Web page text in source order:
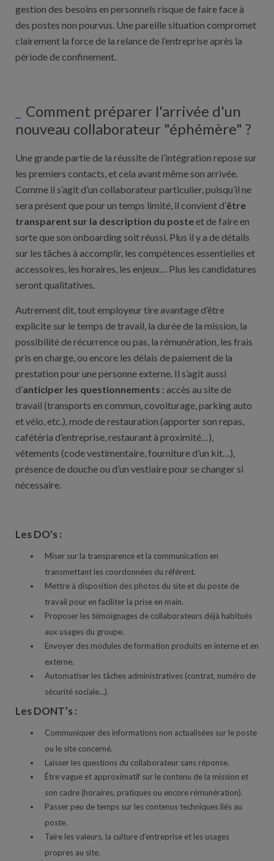
gestion des besoins en personnels risque de faire face à
des postes non pourvus. Une pareille situation compromet
clairement la force de la relance de l’entreprise après la
période de confinement.
Comment préparer l'arrivée d'un
nouveau collaborateur "éphémère" ?
Une grande partie de la réussite de l’intégration repose sur
les premiers contacts, et cela avant même son arrivée.
Comme il s’agit d’un collaborateur particulier, puisqu’il ne
sera présent que pour un temps limité, il convient d’être
transparent sur la description du posteet de faire en
sorte que son onboarding soit réussi. Plus il y a de détails
sur les tâches à accomplir, les compétences essentielles et
accessoires, les horaires, les enjeux… Plus les candidatures
seront qualitatives.
Autrement dit, tout employeur tire avantage d’être
explicite sur le temps de travail, la durée de la mission, la
possibilité de récurrence ou pas, la rémunération, les frais
pris en charge, ou encore les délais de paiement de la
prestation pour une personne externe. Il s’agit aussi
d’anticiper les questionnements : accès au site de
travail (transports en commun, covoiturage, parking auto
et vélo, etc.), mode de restauration (apporter son repas,
cafétéria d’entreprise, restaurant à proximité…),
vêtements (code vestimentaire, fourniture d’un kit…),
présence de douche ou d’un vestiaire pour se changer si
nécessaire.
Les DO's :
Miser sur la transparence et la communication en
transmettant les coordonnées du référent.
Mettre à disposition des photos du site et du poste de
travail pour en faciliter la prise en main.
Proposer les témoignages de collaborateurs déjà habitués
aux usages du groupe.
Envoyer des modules de formation produits en interne et en
externe.
Automatiser les tâches administratives (contrat, numéro de
sécurité sociale…).
Les DONT’s :
Communiquer des informations non actualisées sur le poste
ou le site concerné.
Laisser les questions du collaborateur sans réponse.
Être vague et approximatif sur le contenu de la mission et
son cadre (horaires, pratiques ou encore rémunération).
Passer peu de temps sur les contenus techniques liés au
poste.
Taire les valeurs, la culture d’entreprise et les usages
propres au site.